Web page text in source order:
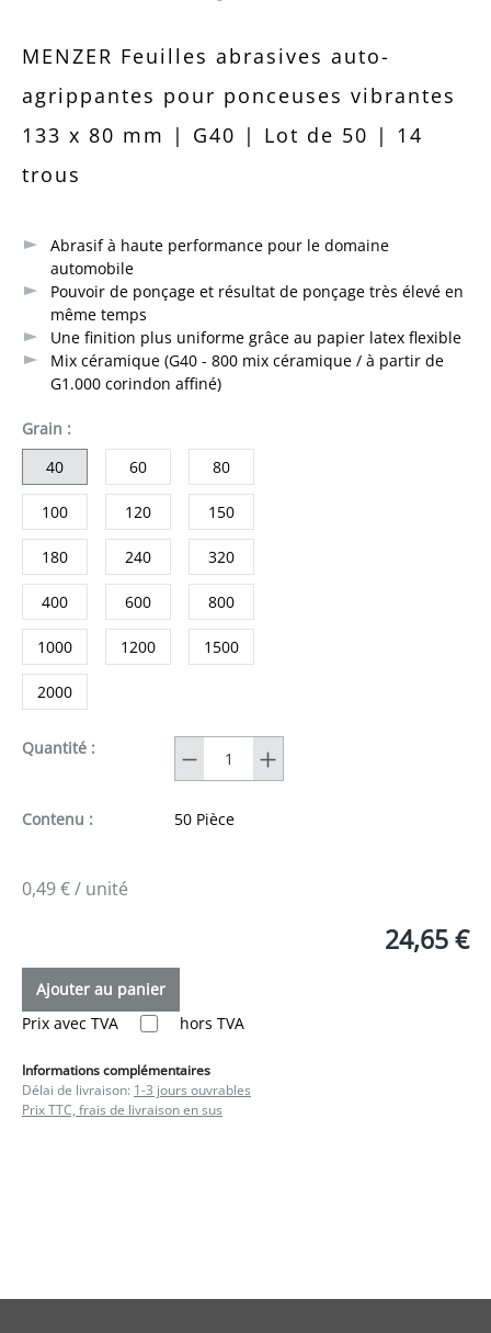
MENZER Feuilles abrasives auto-
agrippantes pour ponceuses vibrantes
133 x 80 mm | G40 | Lot de 50 | 14
trous
Abrasif à haute performance pour le domaine
automobile
Pouvoir de ponçage et résultat de ponçage très élevé en
même temps
Une finition plus uniforme grâce au papier latex flexible
Mix céramique (G40 - 800 mix céramique / à partir de
G1.000 corindon affiné)
Grain sélectionner
:
40
60 80
100 120 150
180 240 320
400 600 800
1000 1200 1500
2000
Quantité :
Contenu : 50 Pièce
0,49 € / unité
24,65 €
Ajouter au panier
Prix avec TVA
hors TVA
Informations complémentaires
Délai de livraison: 1-3 jours ouvrables
Prix TTC, frais de livraison en sus